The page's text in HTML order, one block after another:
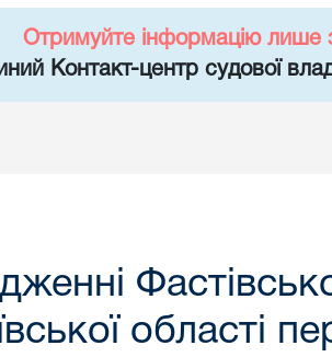
Отримуйте інформацію лише
Контакт-центр судової
області